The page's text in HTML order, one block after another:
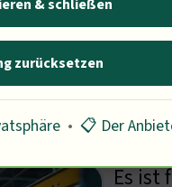
bei der
Es ist
& schließen
zurücksetzen
• 📋 Der